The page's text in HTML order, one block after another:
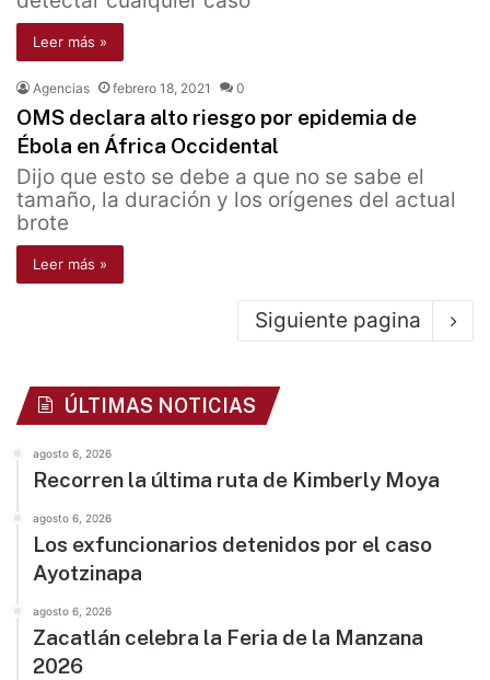
Leer más »
Agencias febrero 18, 2021 0
OMS declara alto riesgo por epidemia de
Ébola en África Occidental
Dijo que esto se debe a que no se sabe el
tamaño, la duración y los orígenes del actual
brote
Leer más »
Siguiente pagina
ÚLTIMAS NOTICIAS
agosto 6, 2026
Recorren la última ruta de Kimberly Moya
agosto 6, 2026
Los exfuncionarios detenidos por el caso
Ayotzinapa
agosto 6, 2026
Zacatlán celebra la Feria de la Manzana
2026